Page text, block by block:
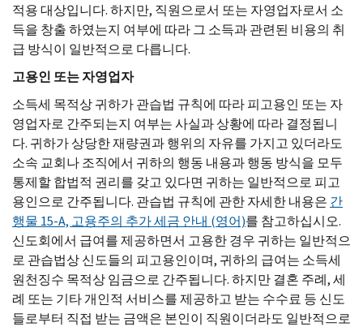
적용 대상입니다. 하지만, 직원으로서 또는 자영업자로서 소
득을 창출 하였는지 여부에 따라 그 소득과 관련된 비용의 취
급 방식이 일반적으로 다릅니다.
고용인 또는자영업자
소득세 목적상 귀하가 관습법 규칙에 따라 피고용인 또는 자
영업자로 간주되는지 여부는 사실과 상황에 따라 결정됩니
다. 귀하가 상당한 재량권과 행위의 자유를 가지고 있더라도
소속 교회나 조직에서 귀하의 행동 내용과 행동 방식을 모두
통제할 합법적 권리를 갖고 있다면 귀하는 일반적으로 피고
용인으로 간주됩니다. 관습법 규칙에 관한 자세한 내용은 간
행물 15-A, 고용주의 추가 세금 안내 (영어)를 참고하십시오.
신도회에서 급여를 제공하면서 고용한 경우 귀하는 일반적으
로 관습법상 신도들의 피고용인이며, 귀하의 급여는 소득세
원천징수 목적상 임금으로 간주됩니다. 하지만 결혼 주례, 세
례 또는 기타 개인적 서비스를 제공하고 받는 수수료 등 신도
들로부터 직접 받는 금액은 본인이 직원이더라도 일반적으로